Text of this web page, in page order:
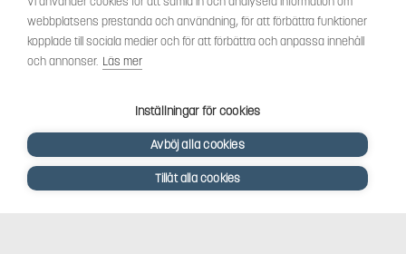
webbplatsens prestanda och användning, för att förbättra funktioner
kopplade till sociala medier och för att förbättra och anpassa innehåll
och annonser. Läs mer
Inställningar för cookies
Avböj alla cookies
Tillåt alla cookies
Vi har sedan 1970-talet levererat skog-och trädgårdsprodukter till Uppsala med omnejd. Vi
har idag även ett brett utbud av dessa produkter samt BRP:s produktsortiment, gällande
Can-Am, Sea-Doo.
Vi är certifierad serviceverkstad.
SOCIALT